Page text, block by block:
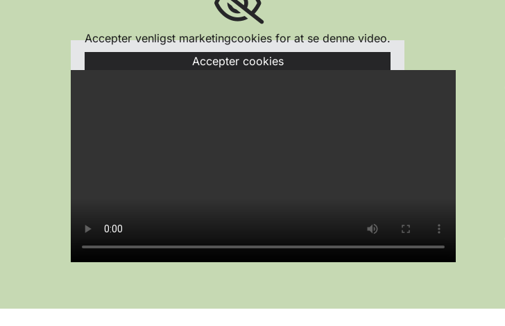
Accepter venligst marketingcookies for at se denne video.
Accepter cookies